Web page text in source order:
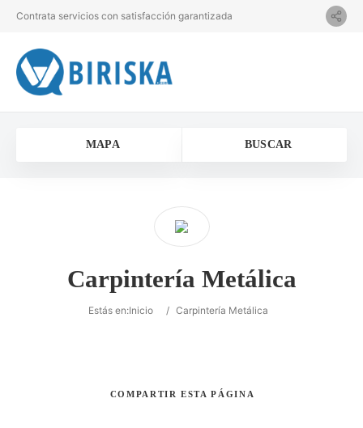
Contrata servicios con satisfacción garantizada
MAPA BUSCAR
Carpintería Metálica
Estás en:Inicio / Carpintería Metálica
COMPARTIR ESTA PÁGINA